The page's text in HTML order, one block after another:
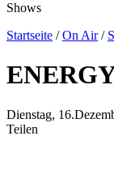
Shows
Startseite /On Air/
Dienstag,
Teilen